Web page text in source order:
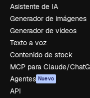
Asistente de IA
Generador de imágenes
Generador de vídeos
Texto a voz
Contenido de stock
MCP para Claude/
Agentes Nuevo
API